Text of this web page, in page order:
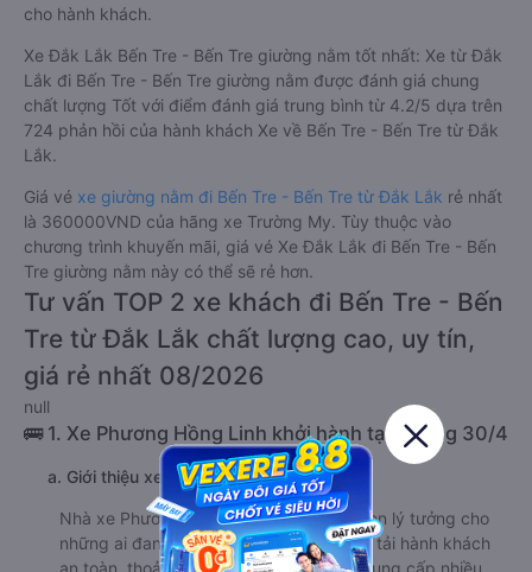
cho hành khách.
Xe Đắk Lắk Bến Tre - Bến Tre giường nằm tốt nhất: Xe từ Đắk
Lắk đi Bến Tre - Bến Tre giường nằm được đánh giá chung
chất lượng Tốt với điểm đánh giá trung bình từ 4.2/5 dựa trên
724 phản hồi của hành khách Xe về Bến Tre - Bến Tre từ Đắk
Lắk.
Giá vé xe giường nằm đi Bến Tre - Bến Tre từ Đắk Lắk rẻ nhất
là 360000VND của hãng xe Trường My. Tùy thuộc vào
chương trình khuyến mãi, giá vé Xe Đắk Lắk đi Bến Tre - Bến
Tre giường nằm này có thể sẽ rẻ hơn.
Tư vấn TOP 2 xe khách đi Bến Tre - Bến
Tre từ Đắk Lắk chất lượng cao, uy tín,
giá rẻ nhất 08/2026
null
🚌 1. Xe Phương Hồng Linh khởi hành tại Đường 30/4
a. Giới thiệu xe Phương Hồng Linh
Nhà xe Phương Hồng Linh là một lựa chọn lý tưởng cho
những ai đang tìm kiếm một dịch vụ vận tải hành khách
an toàn, thoải mái và tiện nghi. Nhà xe cung cấp nhiều